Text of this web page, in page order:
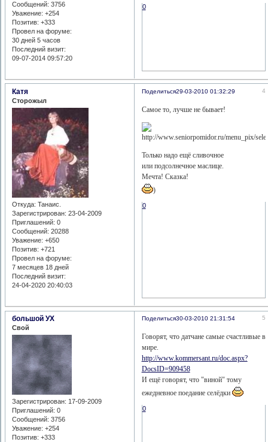
Сообщений: 3756
Уважение: +254
Позитив: +333
Провел на форуме:
30 дней 5 часов
Последний визит:
09-07-2014 09:57:20
0
Поделиться 4
29-03-2010 01:32:29
Катя
Сторожыл
Откуда: Танаис.
Зарегистрирован: 23-04-2009
Приглашений: 0
Сообщений: 20288
Уважение: +650
Позитив: +721
Провел на форуме:
7 месяцев 18 дней
Последний визит:
24-04-2020 20:40:03
Самое то, лучше не бывает!
Только надо ещё сливочное
или подсолнечное маслице.
Мечта! Сказка!
)
0
Поделиться 5
30-03-2010 21:31:54
большой УХ
Свой
Зарегистрирован: 17-09-2009
Приглашений: 0
Сообщений: 3756
Уважение: +254
Позитив: +333
Говорят, что датчане самые счастливые в
мире.
http://www.kommersant.ru/doc.aspx?
DocsID=909458
И ещё говорят, что "виной" тому
ежедневное поедание селёдки
0